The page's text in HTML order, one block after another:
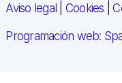
Aviso legal Cookies |
Programación web: